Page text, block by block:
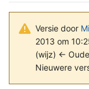
Versie door
2013 om
(wijz) ←
Nieuwere